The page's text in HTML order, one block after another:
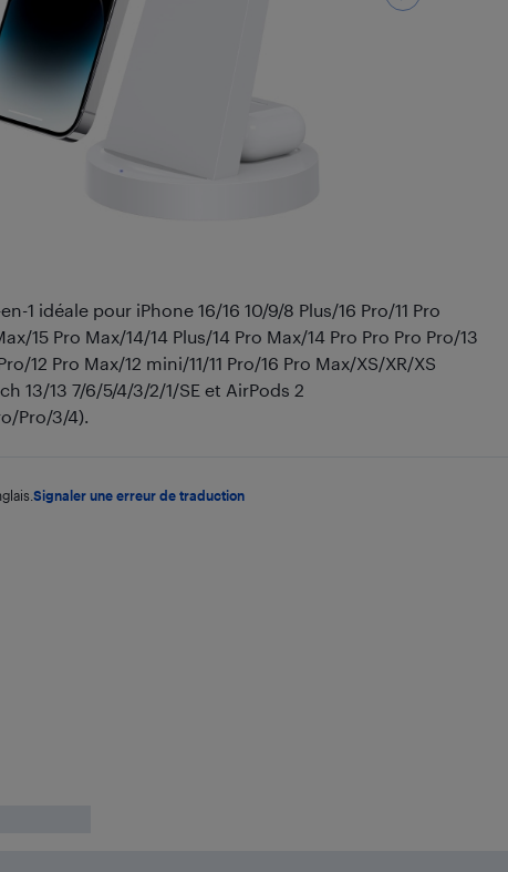
1 idéale pour iPhone 16/16 10/9/8 Plus/16 Pro/11 Pro
15 Pro Max/14/14 Plus/14 Pro Max/14 Pro Pro Pro Pro/13
12 Pro Max/12 mini/11/11 Pro/16 Pro Max/XS/XR/XS
13/13 7/6/5/4/3/2/1/SE et AirPods 2
Pro/3/4).
Signaler une erreur de traduction